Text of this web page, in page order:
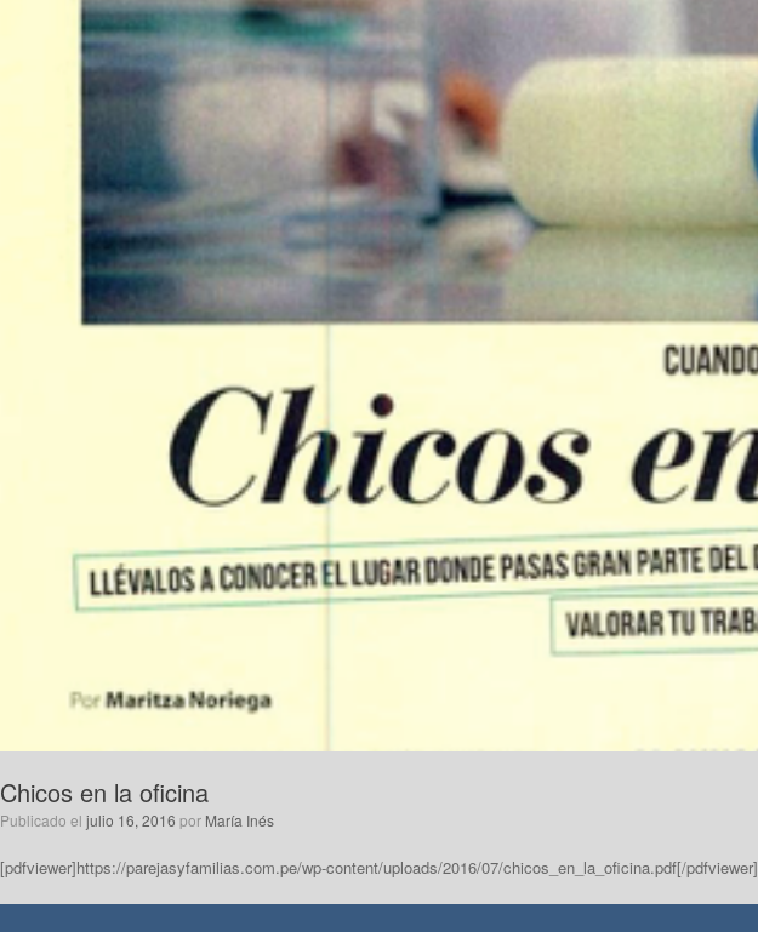
Chicos en la oficina
Publicado el julio 16, 2016 por María Inés
[pdfviewer]https://parejasyfamilias.com.pe/wp-content/uploads/2016/07/chicos_en_la_oficina.pdf[/pdfviewer]